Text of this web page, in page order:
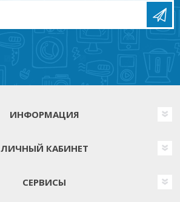
ИНФОРМАЦИЯ
ЛИЧНЫЙ КАБИНЕТ
СЕРВИСЫ